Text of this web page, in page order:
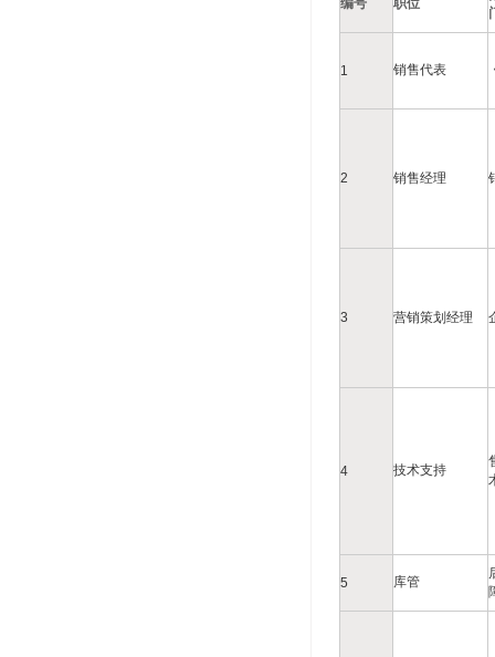
编号 职位
1 销售代表
2 销售经理
3 营销策划经理
4 技术支持
5 库管